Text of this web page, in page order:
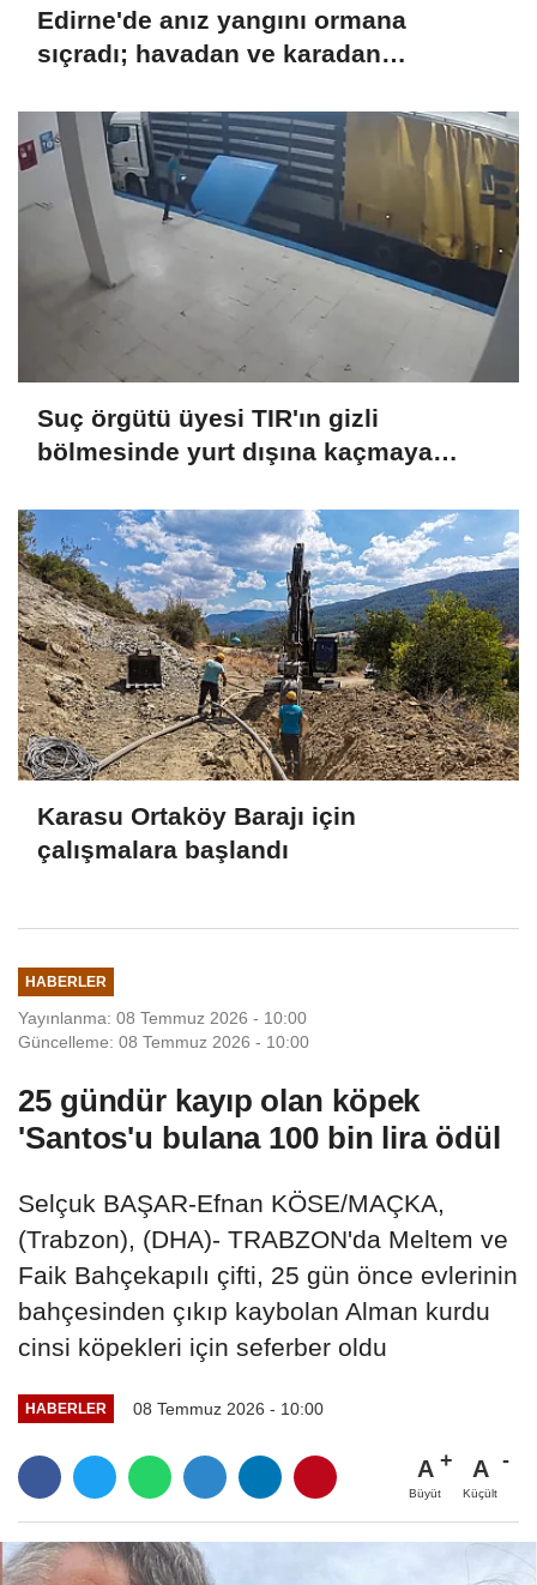
Edirne'de anız yangını ormana
sıçradı; havadan ve karadan
Suç örgütü üyesi TIR'ın gizli
bölmesinde yurt dışına kaçmaya
Karasu Ortaköy Barajı için
çalışmalara başlandı
HABERLER
Yayınlanma: 08 Temmuz 2026 - 10:00
Güncelleme: 08 Temmuz 2026 - 10:00
25 gündür kayıp olan köpek
'Santos'u bulana 100 bin lira ödül
Selçuk BAŞAR-Efnan KÖSE/MAÇKA,
(Trabzon), (DHA)- TRABZON'da Meltem ve
Faik Bahçekapılı çifti, 25 gün önce evlerinin
bahçesinden çıkıp kaybolan Alman kurdu
cinsi köpekleri için seferber oldu
HABERLER 08 Temmuz 2026 - 10:00
A
Büyüt
A
Küçült